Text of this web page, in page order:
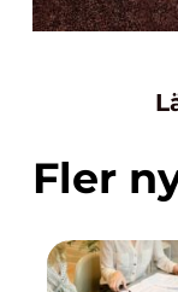
Fler